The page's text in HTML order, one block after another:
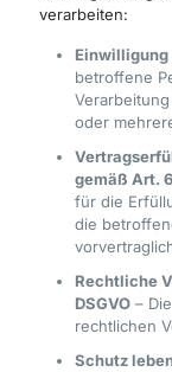
verarbeiten:
Einwilligung
betroffene
oder
gemäß Art.
für die
die
Rechtliche
DSGVO –
rechtlichen
Schutz